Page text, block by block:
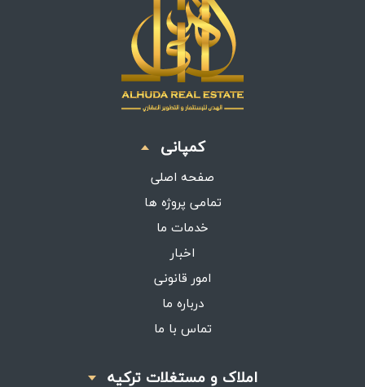
کمپانی
صفحه اصلی
تمامی پروژه ها
خدمات ما
اخبار
امور قانونی
درباره ما
تماس با ما
املاک و مستغلات ترکیه